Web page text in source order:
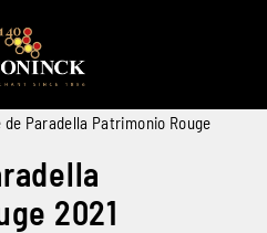
Paradella Patrimonio Rouge
2021